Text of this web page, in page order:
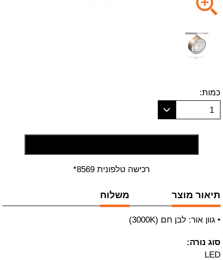
כמות:
1
רכישה טלפונית 8569*
תיאור מוצר משלוח
• גוון אור: לבן חם (3000K)
סוג נורה:
LED